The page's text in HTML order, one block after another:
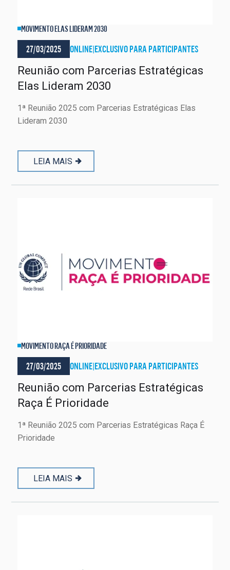
MOVIMENTO ELAS LIDERAM 2030
27/03/2025 ONLINE|EXCLUSIVO PARA PARTICIPANTES
Reunião com Parcerias Estratégicas
Elas Lideram 2030
1ª Reunião 2025 com Parcerias Estratégicas Elas
Lideram 2030
LEIA MAIS
MOVIMENTO RAÇA É PRIORIDADE
27/03/2025 ONLINE|EXCLUSIVO PARA PARTICIPANTES
Reunião com Parcerias Estratégicas
Raça É Prioridade
1ª Reunião 2025 com Parcerias Estratégicas Raça É
Prioridade
LEIA MAIS